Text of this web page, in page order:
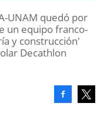
UNAM quedó por
un equipo franco-
y construcción'
Decathlon